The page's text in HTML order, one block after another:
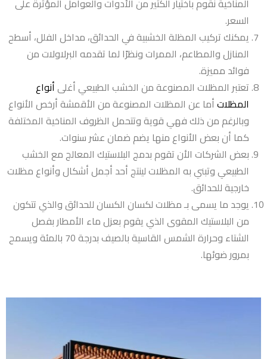
المناخية نقوم باختيار الكثير من الأدوات والعوامل المؤثرة على
السعر.
يمكنك تركيب المظلة الخشبية في الحدائق، مداخل الفلل، أسطح
المنازل والمطاعم، الممرات ونظرًا لما تقدمه البرلاولات من
فوائد مميزة.
تعتبر المظلات المصنوعة من الخشب الطبيعي أغلىأنواع
المظلاتأما عن المظلات المصنوعة من الأقمشة أرخص الأنواع
وبالرغم من ذلك فهي قوية وتتحمل الظروف المناخية المختلفة
كما أن بعض الأنواع منها يضم ضمان عشر سنوات.
بعض الشركات الأن تقوم بدمج البلاستيك المعالج مع الخشب
الطبيعي وتبني به المظلات لينتج أحد أجمل أشكال وأنواع مظلات
خارجية للحدائق.
يوجد ما يسمى بـ مظلات لكسان الكسان للحدائق والذي تتكون
من البلاستيك المقوى الذي يقوم بعزل ماء الأمطار بفصل
الشتاء وحرارة الشمس القاسية بالصيف بدرجة 70 بالمئة ويسمح
بمرور ضوئها.